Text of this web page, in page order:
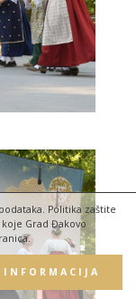
Politika zaštite
Grad Đakovo
INFORMACIJA